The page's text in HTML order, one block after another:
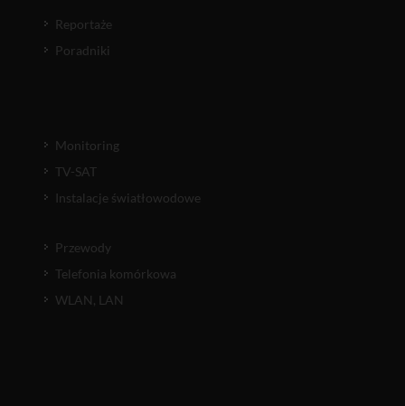
Reportaże
Poradniki
Monitoring
TV-SAT
Instalacje światłowodowe
Przewody
Telefonia komórkowa
WLAN, LAN